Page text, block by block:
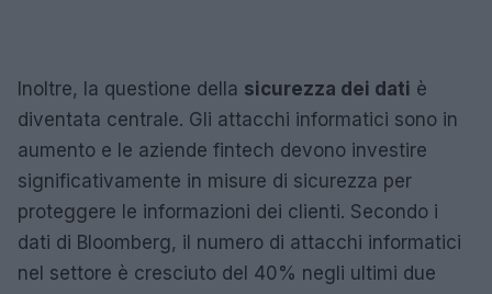
Inoltre, la questione della sicurezza dei dati è
diventata centrale. Gli attacchi informatici sono in
aumento e le aziende fintech devono investire
significativamente in misure di sicurezza per
proteggere le informazioni dei clienti. Secondo i
dati di Bloomberg, il numero di attacchi informatici
nel settore è cresciuto del 40% negli ultimi due